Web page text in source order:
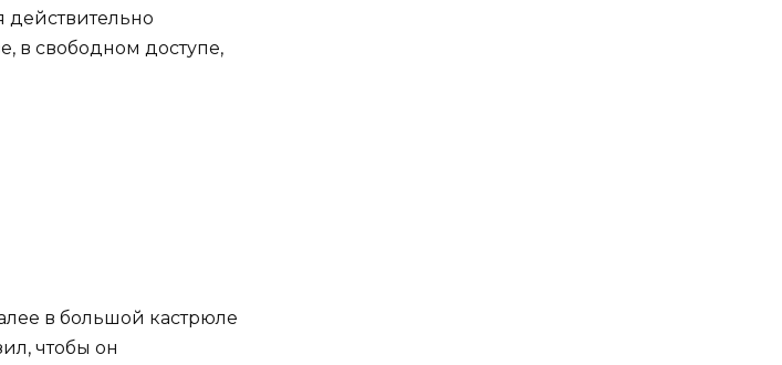
действительно
в свободном доступе,
в большой кастрюле
чтобы он